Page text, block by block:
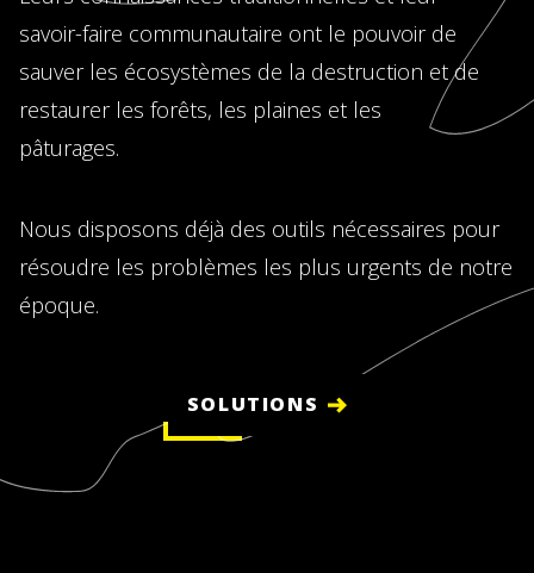
savoir-faire communautaire ont le pouvoir de
sauver les écosystèmes de la destruction et de
restaurer les forêts, les plaines et les
pâturages.
Nous disposons déjà des outils nécessaires pour
résoudre les problèmes les plus urgents de notre
époque.
SOLUTIONS